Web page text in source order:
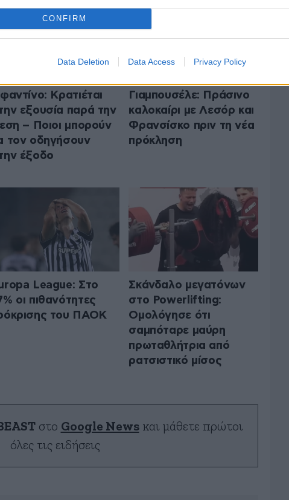
CONFIRM
Data Deletion Data Access Privacy Policy
Κρατιέται
εξουσία παρά την
– Ποιοι μπορούν
τον οδηγήσουν
έξοδο
Γιαμπουσέλε: Πράσινο
καλοκαίρι με Λεσόρ και
Φρανσίσκο πριν τη νέα
πρόκληση
League: Στο
οι πιθανότητες
του ΠΑΟΚ
Σκάνδαλο μεγατόνων
στο Powerlifting:
Ομολόγησε ότι
σαμπόταρε μαύρη
πρωταθλήτρια από
ρατσιστικό μίσος
στο Google Newsκαι μάθετε πρώτοι
όλες τις ειδήσεις